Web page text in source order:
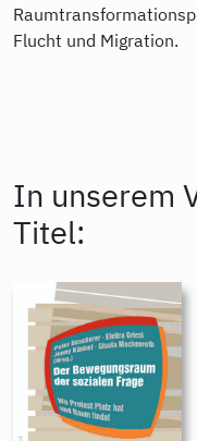
Flucht und Migration.
In unserem
Titel: